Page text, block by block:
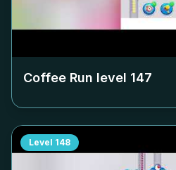
Coffee Run level 147
Level 148